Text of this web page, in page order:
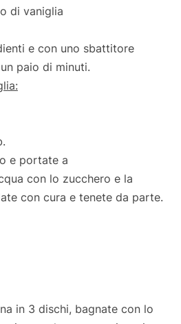
di vaniglia
e con uno sbattitore
paio di minuti.
e portate a
con lo zucchero e la
con cura e tenete da parte.
in 3 dischi, bagnate con lo